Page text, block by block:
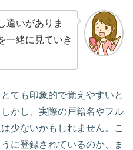
違いがありま
一緒に見ていき
ても印象的で覚えやすいと
かし、実際の戸籍名やフル
少ないかもしれません。こ
に登録されているのか、ま